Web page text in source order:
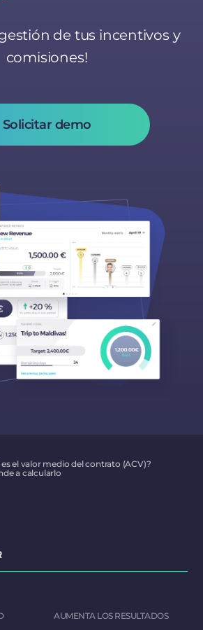
de tus incentivos y
comisiones!
Solicitar demo
es el valor medio del contrato (ACV)?
a calcularlo
AUMENTA LOS RESULTADOS